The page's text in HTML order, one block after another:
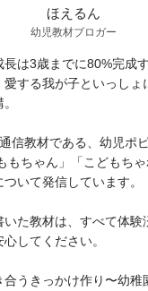
ほえるん
幼児教材ブロガー
長は3歳までに80%完成
愛する我が子といっしょ
信教材である、幼児ポ
もちゃん」「こどもちゃ
いて発信しています。
いた教材は、すべて体験
してください。
合うきっかけ作り〜幼稚